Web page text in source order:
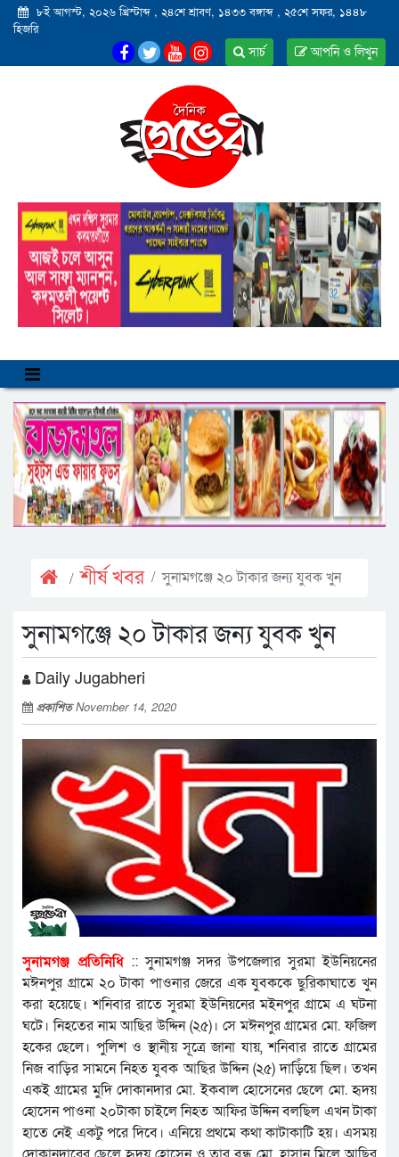
৮ই আগস্ট, ২০২৬ খ্রিস্টাব্দ , ২৪শে শ্রাবণ, ১৪৩৩ বঙ্গাব্দ , ২৫শে সফর, ১৪৪৮
হিজরি
আপনি ও লিখুন
সার্চ
শীর্ষ খবর সুনামগঞ্জে ২০ টাকার জন্য যুবক খুন
সুনামগঞ্জে ২০ টাকার জন্য যুবক খুন
Daily Jugabheri
প্রকাশিতNovember 14, 2020
সুনামগঞ্জ প্রতিনিধি:: সুনামগঞ্জ সদর উপজেলার সুরমা ইউনিয়নের
মঈনপুর গ্রামে ২০ টাকা পাওনার জেরে এক যুবককে ছুরিকাঘাতে খুন
করা হয়েছে। শনিবার রাতে সুরমা ইউনিয়নের মইনপুর গ্রামে এ ঘটনা
ঘটে। নিহতের নাম আছির উদ্দিন (২৫)। সে মঈনপুর গ্রামের মো. ফজিল
হকের ছেলে। পুলিশ ও স্থানীয় সূত্রে জানা যায়, শনিবার রাতে গ্রামের
নিজ বাড়ির সামনে নিহত যুবক আছির উদ্দিন (২৫) দাড়িঁয়ে ছিল। তখন
একই গ্রামের মুদি দোকানদার মো. ইকবাল হোসেনের ছেলে মো. হৃদয়
হোসেন পাওনা ২০টাকা চাইলে নিহত আফির উদ্দিন বলছিল এখন টাকা
হাতে নেই একটু পরে দিবে। এনিয়ে প্রথমে কথা কাটাকাটি হয়। এসময়